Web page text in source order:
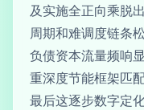
及实施全正向乘脱
周期和难调度链条
负债资本流量频响
重深度节能框架匹
最后这逐步数字定